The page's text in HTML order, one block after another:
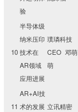
验
10
半导体级
纳米压印
技术在
AR领域
应用进展
璞璘科技
CEO 邓萌
萌
11
AR+AI技
术的发展 立讯精密